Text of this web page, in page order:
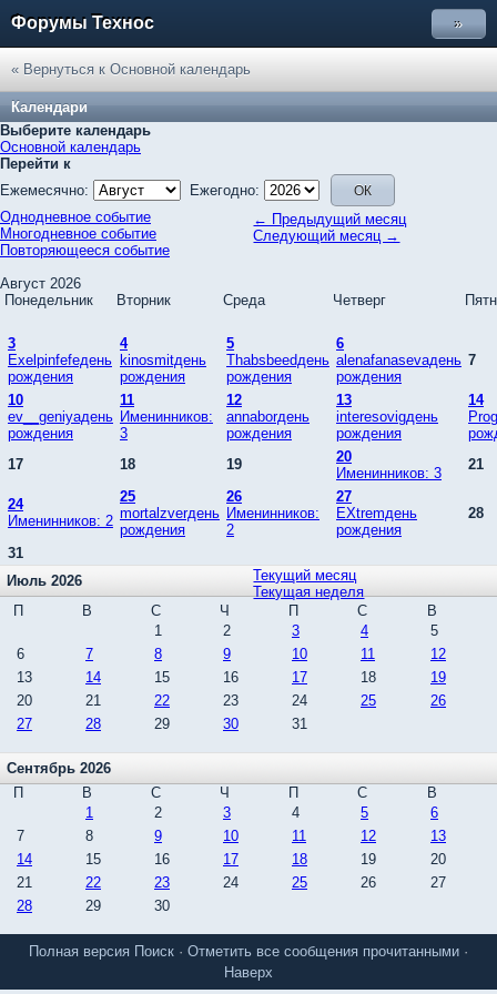
Форумы Технос »
« Вернуться к Основной календарь
Календари
Выберите календарь
Основной календарь
Перейти к
Ежемесячно:
Ежегодно:
← Предыдущий месяц
Следующий месяц →
Однодневное событие
Многодневное событие
Повторяющееся событие
Август 2026
Понедельник
Вторник Среда Четверг
3
Exelpinfefeдень
рождения
4
kinosmitдень
рождения
5
Thabsbeedдень
рождения
6
alenafanasevaдень
рождения
7
10
ev__geniyaдень
рождения
11
Именинников:
3
12
annaborдень
рождения
13
interesovigдень
рождения
14
17
18 19
20
Именинников: 3
21
24
Именинников: 2
25
mortalzverдень
рождения
26
Именинников:
2
27
EXtremдень
рождения
28
31
Текущий месяц
Текущая неделя
Июль 2026
П
В С Ч П С
В
1
2 3 4
5
6
7 8 9 10 11
12
13
14 15 16 17 18
19
20
21 22 23 24 25
26
27
28 29 30 31
Сентябрь 2026
П
В С Ч П С
В
1
2 3 4 5
6
7
8 9 10 11 12
13
14
15 16 17 18 19
20
21
22 23 24 25 26
27
28
29 30
Полная версия Поиск · Отметить все сообщения прочитанными ·
Наверх